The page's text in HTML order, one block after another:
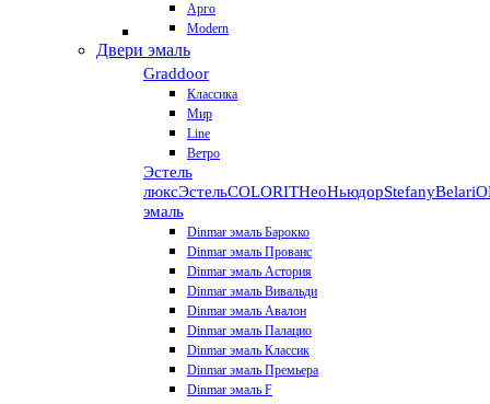
Арго
Modern
Двери эмаль
Graddoor
Классика
Мир
Line
Ветро
Эстель
люксЭстельCOLORITНеоНьюдорStefanyBelari
эмаль
Dinmar эмаль Барокко
Dinmar эмаль Прованс
Dinmar эмаль Астория
Dinmar эмаль Вивальди
Dinmar эмаль Авалон
Dinmar эмаль Палацио
Dinmar эмаль Классик
Dinmar эмаль Премьера
Dinmar эмаль F